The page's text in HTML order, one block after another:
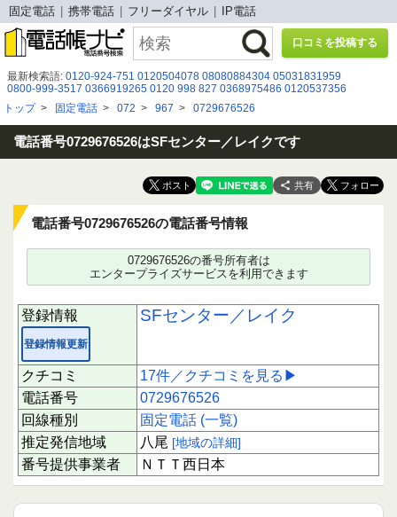
固定電話 携帯電話 フリーダイヤル IP電話
口コミを投稿する
最新検索語: 0120-924-751 0120504078 08080884304 05031831959
0800-999-3517 0366919265 0120 998 827 0368975486 0120537356
05031522922 050 5370 4545
03-6161-8399 050 3115 6483 0963554571 05031118111
03-4446-2771 050-3091-7031 0120127026 0120901034
０１２０９２１７９３ 05054331178
トップ> 固定電話 > 072 > 967 > 0729676526
電話番号0729676526はSFセンター／レイクです
共有
電話番号0729676526の電話番号情報
0729676526の番号所有者は
エンタープライズサービスを利用できます
登録情報
登録情報更新
SFセンター／レイク
クチコミ
17件／クチコミを見る▶
電話番号
0729676526
回線種別
固定電話 (一覧)
推定発信地域
八尾 [地域の詳細]
番号提供事業者 ＮＴＴ西日本